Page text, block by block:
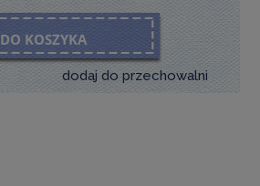
DO KOSZYKA
dodaj do przechowalni